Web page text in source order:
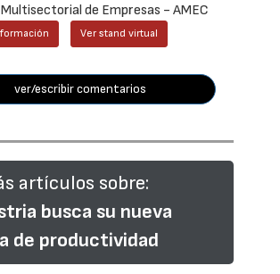
de Empresas - AMEC
Ver stand virtual
ver/escribir comentarios
artículos sobre:
busca su nueva
de productividad